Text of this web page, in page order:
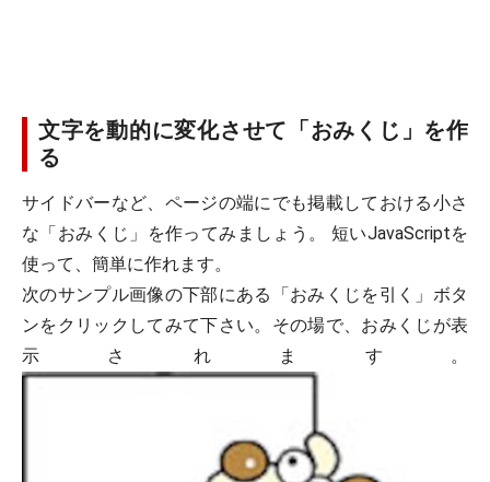
文字を動的に変化させて「おみくじ」を作
る
サイドバーなど、ページの端にでも掲載しておける小さ
な「おみくじ」を作ってみましょう。 短いJavaScriptを
使って、簡単に作れます。
次のサンプル画像の下部にある「おみくじを引く」ボタ
ンをクリックしてみて下さい。その場で、おみくじが表
示されます。